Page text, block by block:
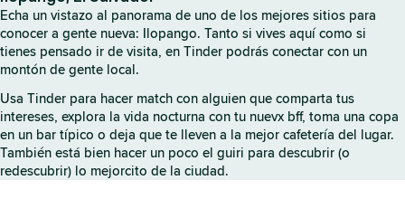
c
i
o
Echa un vistazo al panorama de uno de los mejores sitios para
conocer a gente nueva: Ilopango. Tanto si vives aquí como si
tienes pensado ir de visita, en Tinder podrás conectar con un
montón de gente local.
Usa Tinder para hacer match con alguien que comparta tus
intereses, explora la vida nocturna con tu nuevx bff, toma una copa
en un bar típico o deja que te lleven a la mejor cafetería del lugar.
También está bien hacer un poco el guiri para descubrir (o
redescubrir) lo mejorcito de la ciudad.